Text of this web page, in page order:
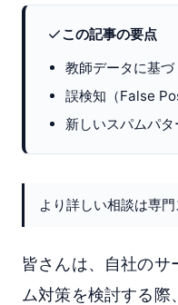
この記事の要点
教師データに基
誤検知（False
新しいスパムパ
より詳しい相談は専門
皆さんは、自社の
ム対策を検討する